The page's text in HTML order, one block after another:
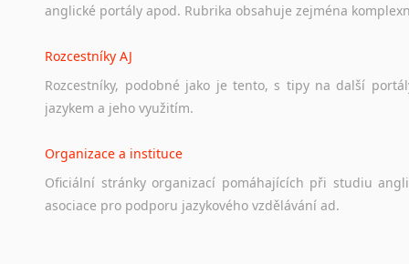
anglické portály apod. Rubrika obsahuje zejména
Rozcestníky AJ
Rozcestníky, podobné jako je tento, s tipy na další
jazykem a jeho využitím.
Organizace a instituce
Oficiální stránky organizací pomáhajících při studiu
asociace pro podporu jazykového vzdělávání ad.